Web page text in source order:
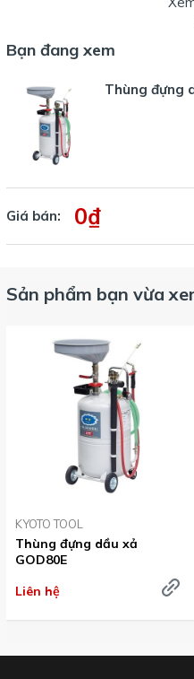
Thông số, hình ảnh thùng
Thùng hứng dầu thải động cơ
Bạn đang xem
Thùng đựng
Giá bán: 0₫
Sản phẩm bạn vừa
KYOTO TOOL
Thùng đựng dầu xả
GOD80E
Liên hệ